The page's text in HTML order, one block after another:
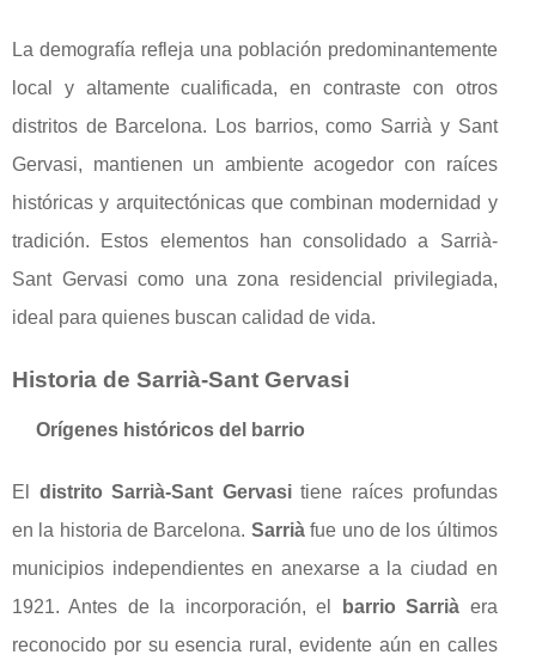
La demografía refleja una población predominantemente
local y altamente cualificada, en contraste con otros
distritos de Barcelona. Los barrios, como Sarrià y Sant
Gervasi, mantienen un ambiente acogedor con raíces
históricas y arquitectónicas que combinan modernidad y
tradición. Estos elementos han consolidado a Sarrià-
Sant Gervasi como una zona residencial privilegiada,
ideal para quienes buscan calidad de vida.
Historia de Sarrià-Sant Gervasi
Orígenes históricos del barrio
El distrito Sarrià-Sant Gervasitiene raíces profundas
en la historia de Barcelona. Sarriàfue uno de los últimos
municipios independientes en anexarse a la ciudad en
1921. Antes de la incorporación, el
barrio Sarrià era
reconocido por su esencia rural, evidente aún en calles